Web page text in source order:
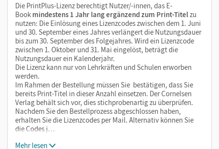
Die PrintPlus-Lizenz berechtigt Nutzer/-innen, das E-
Book mindestens 1 Jahr lang ergänzend zum Print-Titelzu
nutzen: Die Einlösung eines Lizenzcodes zwischen dem 1. Juni
und 30. September eines Jahres verlängert die Nutzungsdauer
bis zum 30. September des Folgejahres. Wird ein Lizenzcode
zwischen 1. Oktober und 31. Mai eingelöst, beträgt die
Nutzungsdauer ein Kalenderjahr.
Die Lizenz kann nur von Lehrkräften und Schulen erworben
werden.
Im Rahmen der Bestellung müssen Sie bestätigen, dass Sie
bereits Print-Titel in dieser Anzahl einsetzen. Der Cornelsen
Verlag behält sich vor, dies stichprobenartig zu überprüfen.
Nachdem Sie den Bestellprozess abgeschlossen haben,
erhalten Sie die Lizenzcodes per Mail. Alternativ können Sie
die Codes j…
Mehr lesen